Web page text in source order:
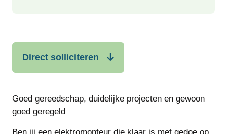
Direct solliciteren
Goed gereedschap, duidelijke projecten en gewoon
goed geregeld